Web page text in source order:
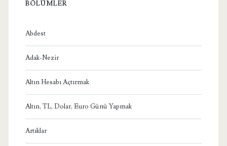
BÖLÜMLER
Abdest
Adak-Nezir
Altın Hesabı Açtırmak
Altın, TL, Dolar, Euro Günü Yapmak
Artıklar